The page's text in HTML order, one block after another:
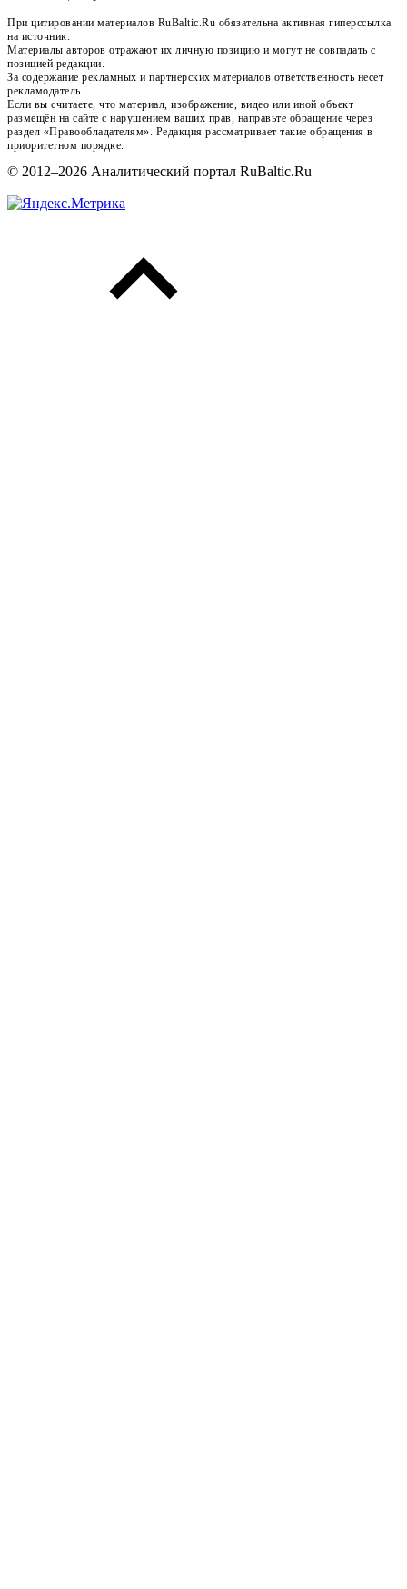
При цитировании материалов RuBaltic.Ru обязательна активная гиперссылка
на источник.
Материалы авторов отражают их личную позицию и могут не совпадать с
позицией редакции.
За содержание рекламных и партнёрских материалов ответственность несёт
рекламодатель.
Если вы считаете, что материал, изображение, видео или иной объект
размещён на сайте с нарушением ваших прав, направьте обращение через
раздел «Правообладателям». Редакция рассматривает такие обращения в
приоритетном порядке.
© 2012–2026 Аналитический портал RuBaltic.Ru